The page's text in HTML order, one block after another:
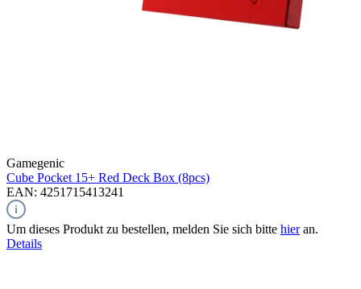
Gamegenic
Cube Pocket 15+ Red Deck Box (8pcs)
EAN: 4251715413241
Um dieses Produkt zu bestellen, melden Sie sich bitte hieran.
Details